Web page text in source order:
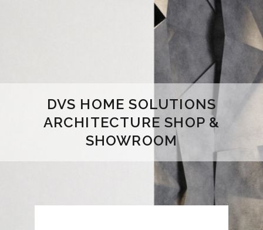
DVS HOME SOLUTIONS
ARCHITECTURE SHOP &
SHOWROOM